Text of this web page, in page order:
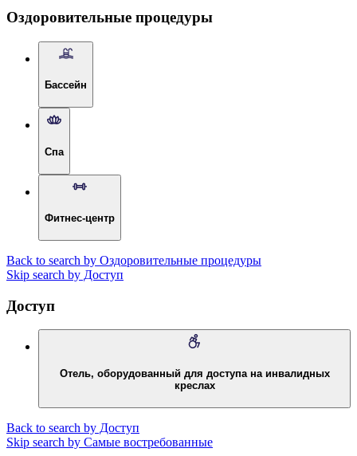
Оздоровительные процедуры
Бассейн
Спа
Фитнес-центр
Back to search by Оздоровительные процедуры
Skip search by Доступ
Доступ
Отель, оборудованный для доступа на инвалидных
креслах
Back to search by Доступ
Skip search by Самые востребованные